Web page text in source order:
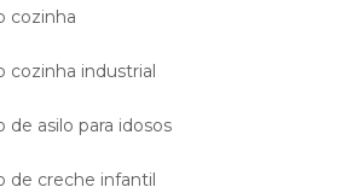
cozinha
cozinha industrial
asilo para idosos
de creche infantil